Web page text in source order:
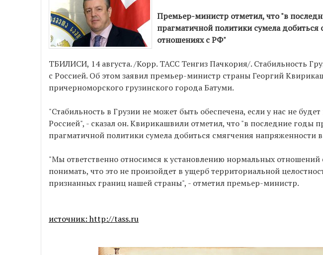
Премьер-министр отметил, что "в
прагматичной политики сумела
отношениях с РФ"
ТБИЛИСИ, 14 августа. /Корр. ТАСС Тенгиз Пачкория/. Стабильность
с Россией. Об этом заявил премьер-министр страны Георгий
причерноморского грузинского города Батуми.
"Стабильность в Грузии не может быть обеспечена, если у нас не
Россией", - сказал он. Квирикашвили отметил, что "в последние годы
прагматичной политики сумела добиться смягчения напряженности
"Мы ответственно относимся к установлению нормальных
понимать, что это не произойдет в ущерб территориальной
признанных границ нашей страны", - отметил премьер-министр.
источник: http://tass.ru